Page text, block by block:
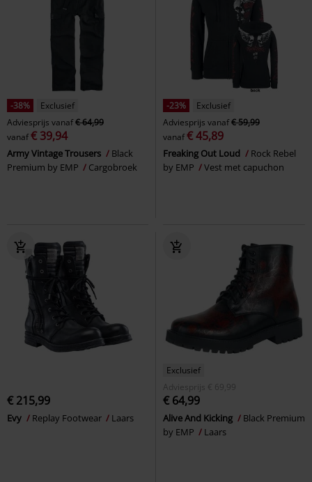
-38%
Exclusief
Adviesprijs vanaf€ 64,99
vanaf€ 39,94
Army Vintage Trousers
Black
Premium by EMP
Cargobroek
-23%
Exclusief
Adviesprijs vanaf€ 59,99
vanaf€ 45,89
Freaking Out Loud
Rock Rebel
by EMP
Vest met capuchon
€ 215,99
Evy Replay Footwear Laars
Exclusief
Adviesprijs
€ 69,99
€ 64,99
Alive And Kicking
Black Premium
by EMP
Laars